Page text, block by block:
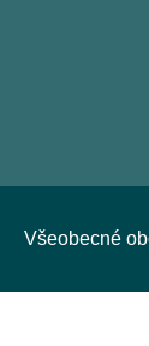
Všeobecné